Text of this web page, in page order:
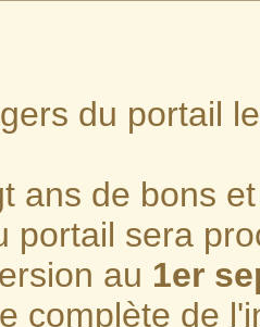
du portail
ans de bons
portail sera
au 1er
complète de